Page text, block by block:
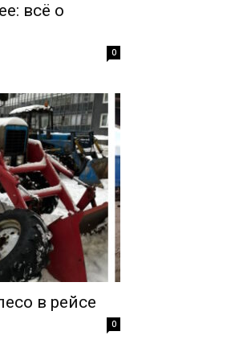
всё о
0
в рейсе
0